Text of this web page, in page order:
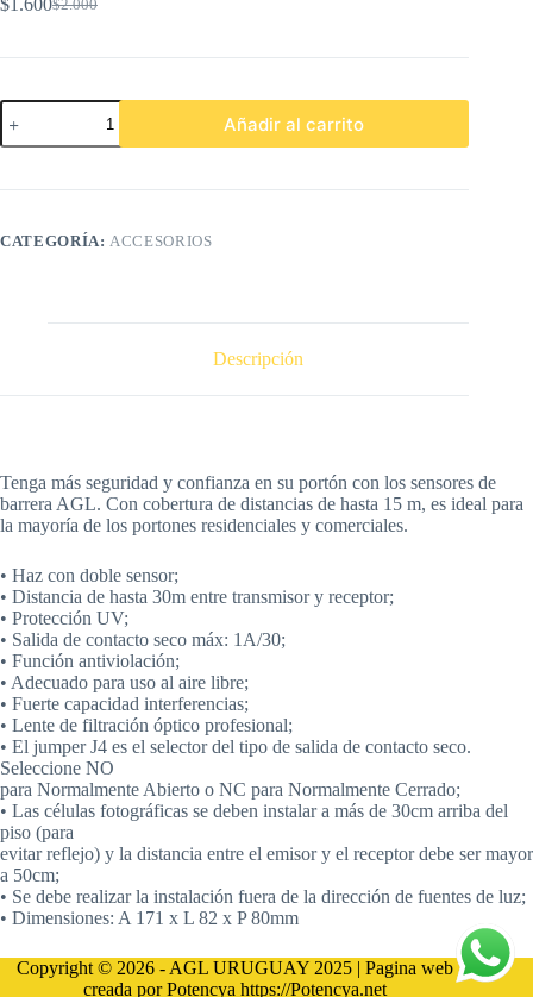
$2.000
El
original
$2.000.
$1.600El
actual
$1.600.
Sensor
de
Barreras
cantidad
Añadir al carrito
CATEGORÍA:ACCESORIOS
Descripción
Tenga más seguridad y confianza en su portón con los sensores de
barrera AGL. Con cobertura de distancias de hasta 15 m, es ideal para
la mayoría de los portones residenciales y comerciales.
• Haz con doble sensor;
• Distancia de hasta 30m entre transmisor y receptor;
• Protección UV;
• Salida de contacto seco máx: 1A/30;
• Función antiviolación;
• Adecuado para uso al aire libre;
• Fuerte capacidad interferencias;
• Lente de filtración óptico profesional;
• El jumper J4 es el selector del tipo de salida de contacto seco.
Seleccione NO
para Normalmente Abierto o NC para Normalmente Cerrado;
• Las células fotográficas se deben instalar a más de 30cm arriba del
piso (para
evitar reflejo) y la distancia entre el emisor y el receptor debe ser mayor
a 50cm;
• Se debe realizar la instalación fuera de la dirección de fuentes de luz;
• Dimensiones: A 171 x L 82 x P 80mm
Copyright © 2026 - AGL URUGUAY 2025 | Pagina web
creada por Potencya https://Potencya.net